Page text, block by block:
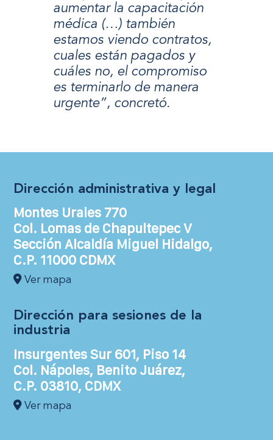
aumentar la capacitación
médica (…) también
estamos viendo contratos,
cuales están pagados y
cuáles no, el compromiso
es terminarlo de manera
urgente”, concretó.
Dirección administrativa y legal
Montes Urales 770
Col. Lomas de Chapultepec V
Sección Alcaldía Miguel Hidalgo,
C.P. 11000 CDMX
Ver mapa
Dirección para sesiones de la
industria
Insurgentes Sur 601, Piso 14
Col. Nápoles, Benito Juárez,
C.P. 03810, CDMX
Ver mapa